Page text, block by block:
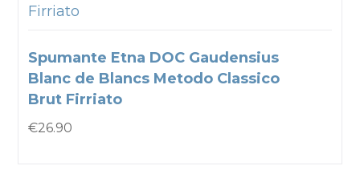
Firriato
Spumante Etna DOC Gaudensius
Blanc de Blancs Metodo Classico
Brut Firriato
€26.90